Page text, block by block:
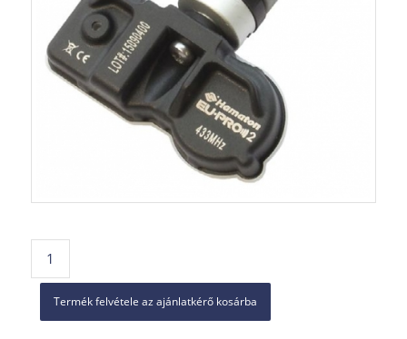
Termék felvétele az ajánlatkérő kosárba